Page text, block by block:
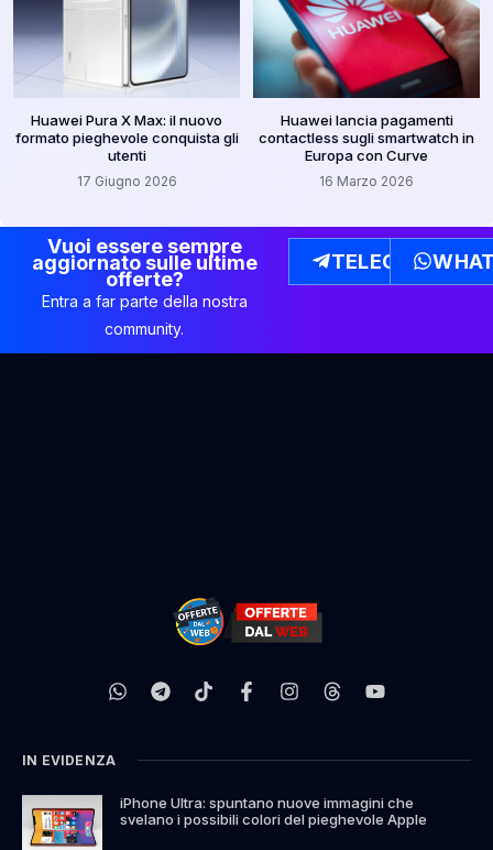
Huawei Pura X Max: il nuovo
formato pieghevole conquista gli
utenti
17 Giugno 2026
Huawei lancia pagamenti
contactless sugli smartwatch in
Europa con Curve
16 Marzo 2026
Vuoi essere sempre
aggiornato sulle ultime
offerte?
Entra a far parte della nostra
community.
TELEGRAM
IN EVIDENZA
iPhone Ultra: spuntano nuove immagini che
svelano i possibili colori del pieghevole Apple